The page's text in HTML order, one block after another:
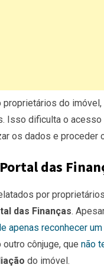
do
Isso dificulta o acesso
os dados e proceder
das
por
das Finanças.
apenas reconhecer
cônjuge, que não
do imóvel.